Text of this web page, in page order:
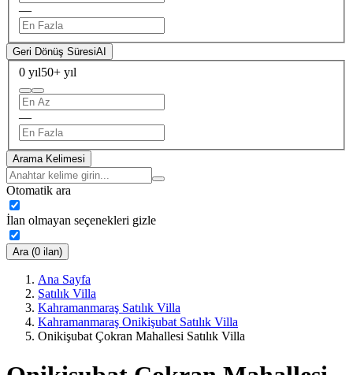
—
Geri Dönüş SüresiAI
0 yıl50+ yıl
—
Arama Kelimesi
Otomatik ara
İlan olmayan seçenekleri gizle
Ara (0 ilan)
Ana Sayfa
Satılık Villa
Kahramanmaraş Satılık Villa
Kahramanmaraş Onikişubat Satılık Villa
Onikişubat Çokran Mahallesi Satılık Villa